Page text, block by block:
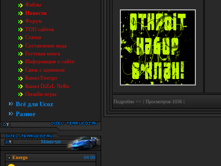
Файлы
Новости
Форум
TOП сайтов
Статьи
Составление кода
Гостевая книга
Информация о сайте
Связь с админом
Канал Energo
Канал DiZeL NeRo
Онлайн игры
Всё для Ucoz
Разное
Мини-чат
Подробно >> | Просмотров:1036 |